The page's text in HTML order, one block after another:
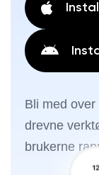
Bli med
drevne
brukerne